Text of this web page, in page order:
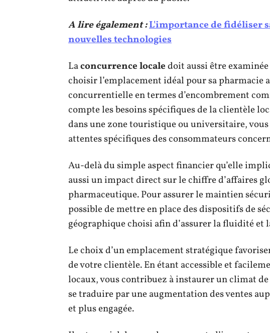
A lire également :L'importance de fidéliser
nouvelles technologies
Laconcurrence localedoit aussi être
choisir l’emplacement idéal pour sa pharmacie
concurrentielle en termes d’encombrement
compte les besoins spécifiques de la clientèle
dans une zone touristique ou universitaire,
attentes spécifiques des consommateurs
Au-delà du simple aspect financier qu’elle
aussi un impact direct sur le chiffre d’affaires
pharmaceutique. Pour assurer le maintien
possible de mettre en place des dispositifs de
géographique choisi afin d’assurer la fluidité et
Le choix d’un emplacement stratégique
de votre clientèle. En étant accessible et
locaux, vous contribuez à instaurer un climat
se traduire par une augmentation des ventes
et plus engagée.